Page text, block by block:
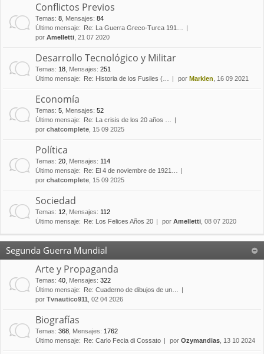
Conflictos Previos
Temas: 8 Mensajes: 84
Último mensaje:
Re: La Guerra Greco-Turca 191…
por Amelletti , 21 07 2020
Desarrollo Tecnológico y Militar
Temas: 18 Mensajes: 251
Último mensaje:
Re: Historia de los Fusiles (… por Marklen , 16 09 2021
Economía
Temas: 5 Mensajes: 52
Último mensaje:
Re: La crisis de los 20 años …
por chatcomplete , 15 09 2025
Política
Temas: 20 Mensajes: 114
Último mensaje:
Re: El 4 de noviembre de 1921…
por chatcomplete , 15 09 2025
Sociedad
Temas: 12 Mensajes: 112
Último mensaje:
Re: Los Felices Años 20 por Amelletti , 08 07 2020
Segunda Guerra Mundial
Arte y Propaganda
Temas: 40 Mensajes: 322
Último mensaje:
Re: Cuaderno de dibujos de un…
por Tvnautico911 , 02 04 2026
Biografías
Temas: 368 Mensajes: 1762
Último mensaje:
Re: Carlo Fecia di Cossato por Ozymandias , 13 10 2024